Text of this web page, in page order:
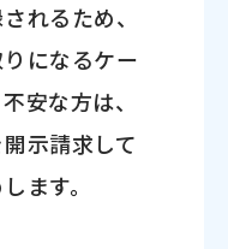
れるため、
になるケー
安な方は、
示請求して
ます。